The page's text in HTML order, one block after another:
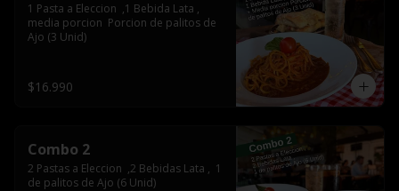
1 Pasta a Eleccion  ,1 Bebida Lata ,
media porcion  Porcion de palitos de
Ajo (3 Unid)
$16.990
Combo 2
2 Pastas a Eleccion  ,2 Bebidas Lata ,  1
de palitos de Ajo (6 Unid)